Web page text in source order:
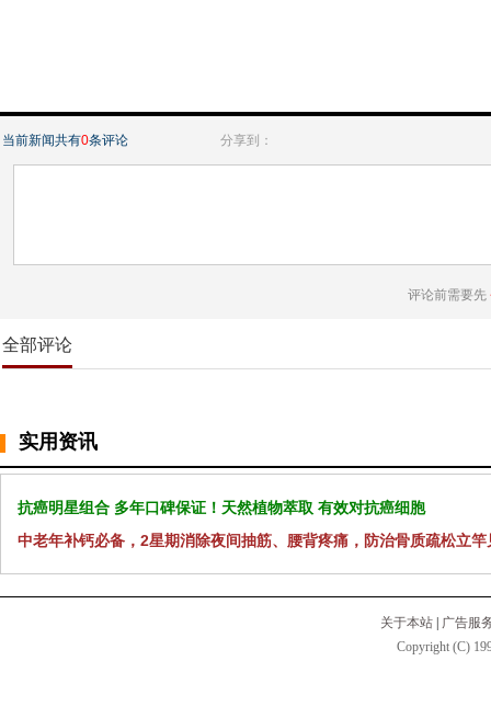
当前新闻共有0条评论 分享到：
评论前需要先
全部评论
实用资讯
抗癌明星组合 多年口碑保证！天然植物萃取 有效对抗癌细胞
中老年补钙必备，2星期消除夜间抽筋、腰背疼痛，防治骨质疏松立竿
关于本站 | 广告服
Copyright (C)